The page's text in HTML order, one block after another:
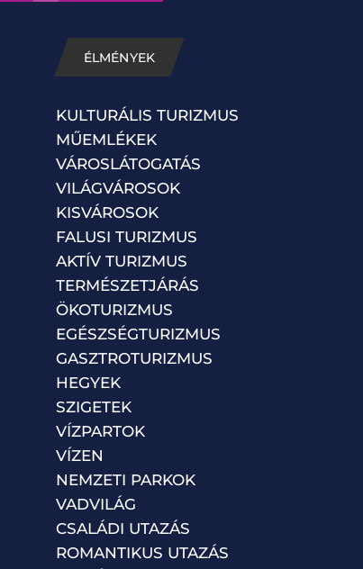
ÉLMÉNYEK
KULTURÁLIS TURIZMUS
MŰEMLÉKEK
VÁROSLÁTOGATÁS
VILÁGVÁROSOK
KISVÁROSOK
FALUSI TURIZMUS
AKTÍV TURIZMUS
TERMÉSZETJÁRÁS
ÖKOTURIZMUS
EGÉSZSÉGTURIZMUS
GASZTROTURIZMUS
HEGYEK
SZIGETEK
VÍZPARTOK
VÍZEN
NEMZETI PARKOK
VADVILÁG
CSALÁDI UTAZÁS
ROMANTIKUS UTAZÁS